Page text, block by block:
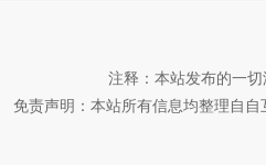
注释：本站发布的一
免责声明：本站所有信息均整理自